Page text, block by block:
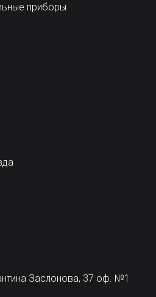
приборы
Заслонова, 37 оф. №1